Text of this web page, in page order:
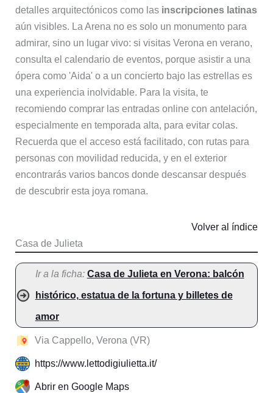
detalles arquitectónicos como las inscripciones latinas
aún visibles. La Arena no es solo un monumento para
admirar, sino un lugar vivo: si visitas Verona en verano,
consulta el calendario de eventos, porque asistir a una
ópera como 'Aida' o a un concierto bajo las estrellas es
una experiencia inolvidable. Para la visita, te
recomiendo comprar las entradas online con antelación,
especialmente en temporada alta, para evitar colas.
Recuerda que el acceso está facilitado, con rutas para
personas con movilidad reducida, y en el exterior
encontrarás varios bancos donde descansar después
de descubrir esta joya romana.
Casa de Julieta
Volver al índice
Ir a la ficha: Casa de Julieta en Verona: balcón
histórico, estatua de la fortuna y billetes de
amor
Via Cappello, Verona (VR)
https://www.lettodigiulietta.it/
Abrir en Google Maps